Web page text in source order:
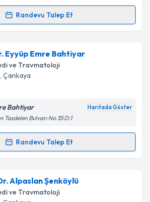
Takvim Talebini Gönder
Randevu Talep Et
Talebi
Neyişciiçin randevu takvimi talebi
bu uzmandan randevu almanız için bir
e-posta ile bilgilendireceğiz.
işlenmesine ilişkin
okudum ve kişisel verilerimin belirtilen
Takvim Talebini Gönder
Eyyüp Emre Bahtiyar
ve Travmatoloji
, Çankaya
Bahtiyar Haritada Göster
Bulvarı No 35 D:1
Randevu Talep Et
Talebi
Emre Bahtiyariçin randevu takvimi
Size bu uzmandan randevu almanız
hazırlandığında e-posta ile
Alpaslan Şenköylü
ve Travmatoloji